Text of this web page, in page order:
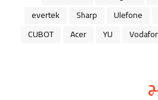
Ulefone
Sharp
evertek
YU
Acer
CUBOT